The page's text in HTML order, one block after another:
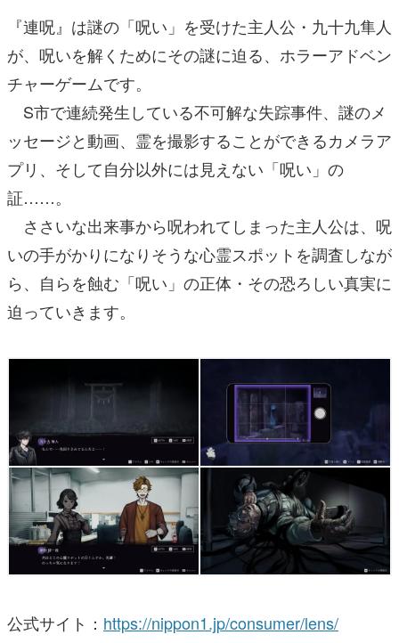
『連呪』は謎の「呪い」を受けた主人公・九十九隼人
が、呪いを解くためにその謎に迫る、ホラーアドベン
チャーゲームです。
S市で連続発生している不可解な失踪事件、謎のメ
ッセージと動画、霊を撮影することができるカメラア
プリ、そして自分以外には見えない「呪い」の
証……。
ささいな出来事から呪われてしまった主人公は、呪
いの手がかりになりそうな心霊スポットを調査しなが
ら、自らを蝕む「呪い」の正体・その恐ろしい真実に
迫っていきます。
公式サイト： https://nippon1.jp/consumer/lens/